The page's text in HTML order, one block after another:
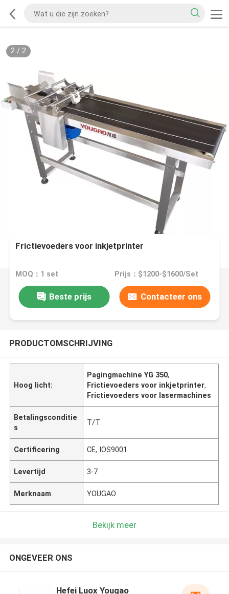
2/ 2
Frictievoeders voor inkjetprinter
MOQ：1 set Prijs：$1200-$1600/Set
Beste prijs Contacteer ons
PRODUCTOMSCHRIJVING
Hoog licht:
Pagingmachine YG 350,
Frictievoeders voor inkjetprinter,
Frictievoeders voor lasermachines
Betalingsconditie
s
T/T
Certificering CE, IOS9001
Levertijd 3-7
Merknaam YOUGAO
Bekijk meer
ONGEVEER ONS
Hefei Luox Yougao